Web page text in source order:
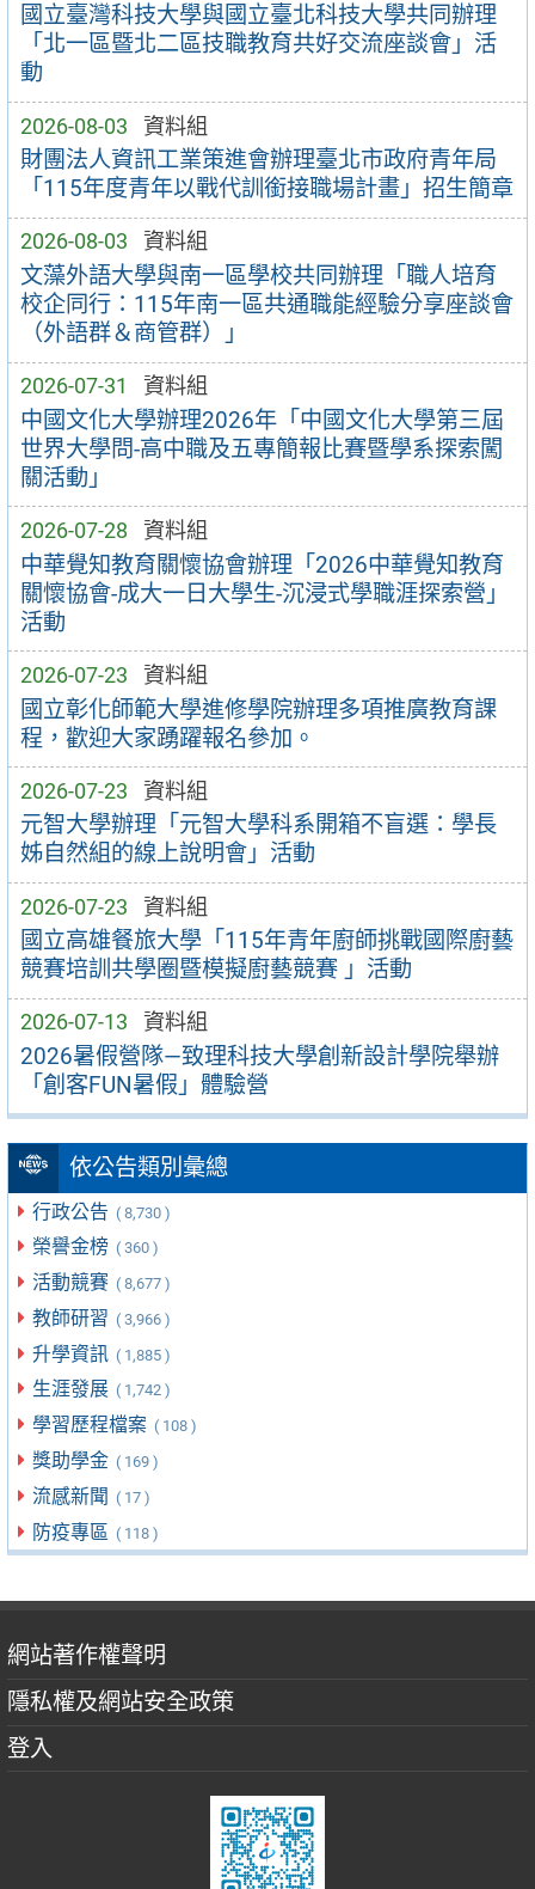
國立臺灣科技大學與國立臺北科技大學共同辦理
「北一區暨北二區技職教育共好交流座談會」活
動
2026-08-03 資料組
財團法人資訊工業策進會辦理臺北市政府青年局
「115年度青年以戰代訓銜接職場計畫」招生簡章
2026-08-03 資料組
文藻外語大學與南一區學校共同辦理「職人培育
校企同行：115年南一區共通職能經驗分享座談會
（外語群＆商管群）」
2026-07-31 資料組
中國文化大學辦理2026年「中國文化大學第三屆
世界大學問-高中職及五專簡報比賽暨學系探索闖
關活動」
2026-07-28 資料組
中華覺知教育關懷協會辦理「2026中華覺知教育
關懷協會-成大一日大學生-沉浸式學職涯探索營」
活動
2026-07-23 資料組
國立彰化師範大學進修學院辦理多項推廣教育課
程，歡迎大家踴躍報名參加。
2026-07-23 資料組
元智大學辦理「元智大學科系開箱不盲選：學長
姊自然組的線上說明會」活動
2026-07-23 資料組
國立高雄餐旅大學「115年青年廚師挑戰國際廚藝
競賽培訓共學圈暨模擬廚藝競賽 」活動
2026-07-13 資料組
2026暑假營隊—致理科技大學創新設計學院舉辦
「創客FUN暑假」體驗營
依公告類別彙總
行政公告 ( 8,730 )
榮譽金榜 ( 360 )
活動競賽 ( 8,677 )
教師研習 ( 3,966 )
升學資訊 ( 1,885 )
生涯發展 ( 1,742 )
學習歷程檔案 ( 108 )
獎助學金 ( 169 )
流感新聞 ( 17 )
防疫專區 ( 118 )
網站著作權聲明
隱私權及網站安全政策
登入